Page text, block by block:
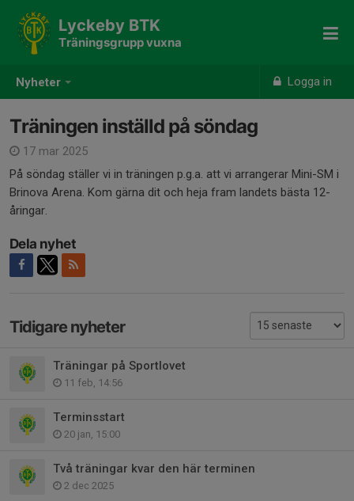
Nyheter Logga in
Lyckeby BTK
Träningsgrupp vuxna
Träningen inställd på söndag
17 mar 2025
På söndag ställer vi in träningen p.g.a. att vi arrangerar Mini-SM i
Brinova Arena. Kom gärna dit och heja fram landets bästa 12-
åringar.
Dela nyhet
Tidigare nyheter
Träningar på Sportlovet
11 feb, 14:56
Terminsstart
20 jan, 15:00
Två träningar kvar den här terminen
2 dec 2025